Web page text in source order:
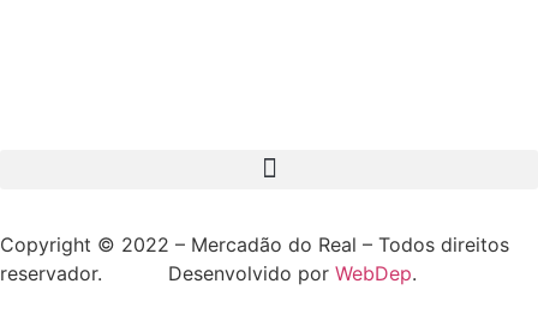
Copyright © 2022 – Mercadão do Real – Todos direitos
reservador. Desenvolvido por WebDep.